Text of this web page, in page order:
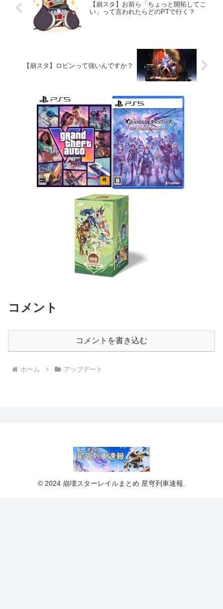
【崩スタ】お前ら「ちょっと開拓してこ
い」って言われたらどのPTで行く？
【崩スタ】ロビンって強いんですか？
コメント
コメントを書き込む
ホーム アップデート
© 2024 崩壊スターレイルまとめ 星穹列車速報.